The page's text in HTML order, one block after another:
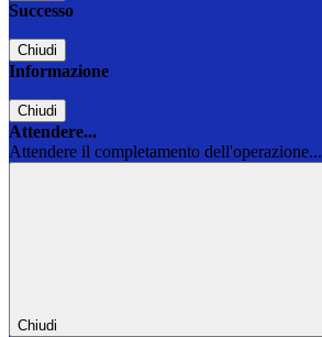
Successo
Chiudi
Informazione
Chiudi
Attendere...
Attendere il completamento dell'operazione...
Chiudi